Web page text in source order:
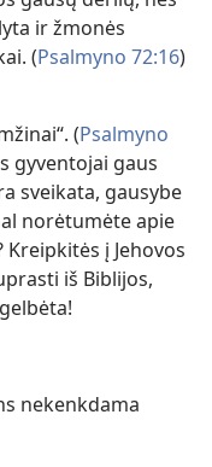
ir žmonės
(Psalmyno 72:16)
(Psalmyno
gyventojai gaus
sveikata, gausybe
norėtumėte apie
į Jehovos
iš Biblijos,
nekenkdama